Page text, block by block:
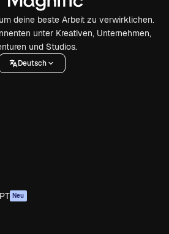
deine beste Arbeit zu verwirklichen.
unter Kreativen, Unternehmen,
und Studios.
Deutsch
Neu